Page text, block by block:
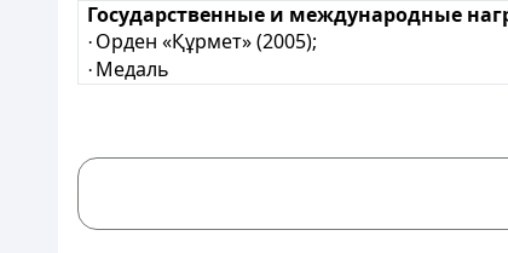
Государственные и международные
· Орден «Құрмет» (2005);
· Медаль